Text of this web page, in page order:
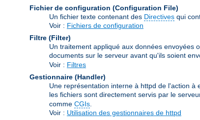
Fichier de configuration (Configuration File)
Un fichier texte contenant des Directives qui
Voir : Fichiers de configuration
Filtre (Filter)
Un traitement appliqué aux données envoyées
documents sur le serveur avant qu'ils soient
Voir : Filtres
Gestionnaire (Handler)
Une représentation interne à httpd de l'action
les fichiers sont directement servis par le
comme CGIs
Voir : Utilisation des gestionnaires de httpd